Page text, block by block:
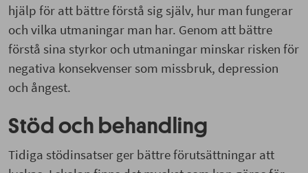
hjälp för att bättre förstå sig själv, hur man fungerar
och vilka utmaningar man har. Genom att bättre
förstå sina styrkor och utmaningar minskar risken för
negativa konsekvenser som missbruk, depression
och ångest.
Stöd och behandling
Tidiga stödinsatser ger bättre förutsättningar att